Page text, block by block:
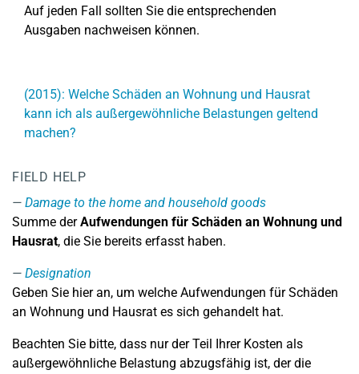
Auf jeden Fall sollten Sie die entsprechenden
Ausgaben nachweisen können.
(2015): Welche Schäden an Wohnung und Hausrat
kann ich als außergewöhnliche Belastungen geltend
machen?
FIELD HELP
Damage to the home and household goods
Summe derAufwendungen für Schäden an Wohnung und
Hausrat, die Sie bereits erfasst haben.
Designation
Geben Sie hier an, um welche Aufwendungen für Schäden
an Wohnung und Hausrat es sich gehandelt hat.
Beachten Sie bitte, dass nur der Teil Ihrer Kosten als
außergewöhnliche Belastung abzugsfähig ist, der die